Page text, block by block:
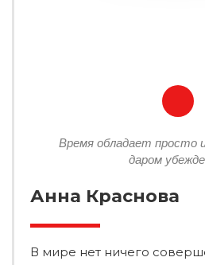
Время обладает просто
даром
Анна Краснова
В мире нет ничего